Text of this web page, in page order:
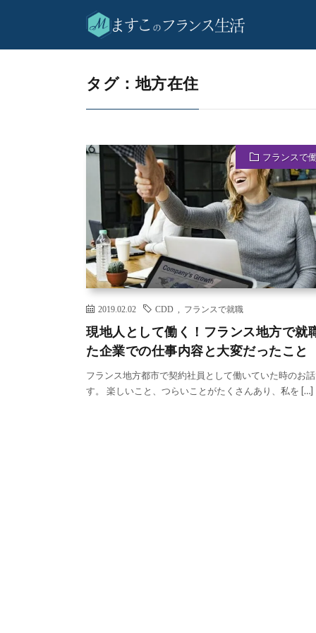
HOME
タグ：地方在住
フランスで
2019.02.02 CDD フランスで就職
現地人として働く！フランス地方で就
た企業での仕事内容と大変だったこと
フランス地方都市で契約社員として働いていた時のお
す。 楽しいこと、つらいことがたくさんあり、私を […]